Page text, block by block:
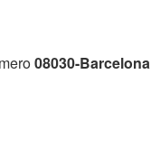
08030-Barcelona